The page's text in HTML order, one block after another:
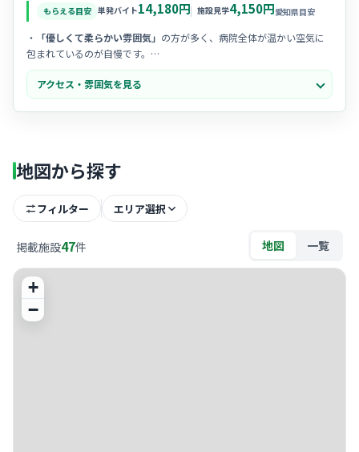
もらえる目安 単発バイト14,180円 施設見学4,150円愛知県目安
・ 「優しくて柔らかい雰囲気」 の方が多く、病院全体が温かい空気に
包まれているのが自慢です。
・職種の垣根を越えたチームワークが抜群で、お互いに助け合う風土
がしっかり根付いています。
・お試し勤務の方も馴染みやすいアットホームさがあり、分からない
アクセス・雰囲気を見る
地図から探す
フィルター エリア選択
掲載施設47件 地図 一覧
+
−